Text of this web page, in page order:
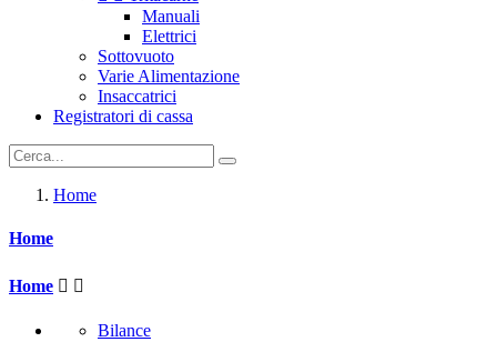
Manuali
Elettrici
Sottovuoto
Varie Alimentazione
Insaccatrici
Registratori di cassa
Home
Home
Home  
Bilance